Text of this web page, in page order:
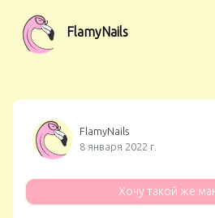
FlamyNails
FlamyNails
8 января 2022 г.
Хочу такой же